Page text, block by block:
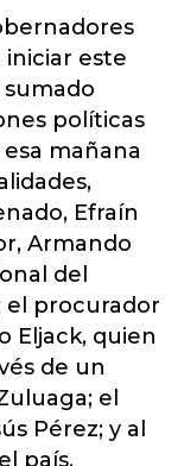
iniciar este
sumado
políticas
mañana
Efraín
Armando
del
el procurador
Eljack, quien
de un
el
Pérez; y al
país.